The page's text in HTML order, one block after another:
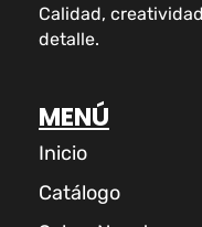
Calidad,
detalle.
MENÚ
Inicio
Catálogo